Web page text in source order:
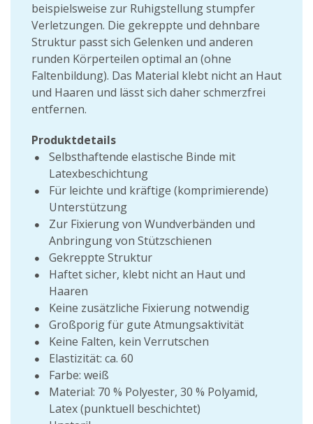
beispielsweise zur Ruhigstellung stumpfer
Verletzungen. Die gekreppte und dehnbare
Struktur passt sich Gelenken und anderen
runden Körperteilen optimal an (ohne
Faltenbildung). Das Material klebt nicht an Haut
und Haaren und lässt sich daher schmerzfrei
entfernen.
Produktdetails
Selbsthaftende elastische Binde mit
Latexbeschichtung
Für leichte und kräftige (komprimierende)
Unterstützung
Zur Fixierung von Wundverbänden und
Anbringung von Stützschienen
Gekreppte Struktur
Haftet sicher, klebt nicht an Haut und
Haaren
Keine zusätzliche Fixierung notwendig
Großporig für gute Atmungsaktivität
Keine Falten, kein Verrutschen
Elastizität: ca. 60
Farbe: weiß
Material: 70 % Polyester, 30 % Polyamid,
Latex (punktuell beschichtet)